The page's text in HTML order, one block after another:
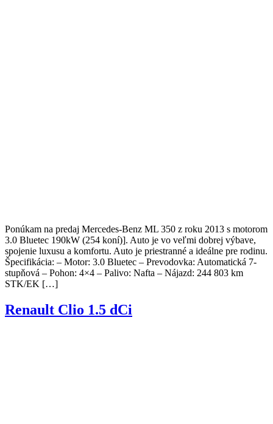
Ponúkam na predaj Mercedes-Benz ML 350 z roku 2013 s motorom
3.0 Bluetec 190kW (254 koní)]. Auto je vo veľmi dobrej výbave,
spojenie luxusu a komfortu. Auto je priestranné a ideálne pre rodinu.
Špecifikácia: – Motor: 3.0 Bluetec – Prevodovka: Automatická 7-
stupňová – Pohon: 4×4 – Palivo: Nafta – Nájazd: 244 803 km
STK/EK […]
Renault Clio 1.5 dCi